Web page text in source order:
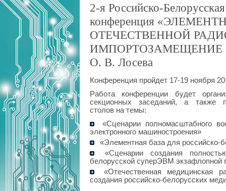
2‐я
конференция
ОТЕЧЕСТВЕННОЙ
ИМПОРТОЗАМЕЩЕНИЕ
О. В. Лосева
Конференция пройдет 17-19 ноября
Работа конференции будет
секционных заседаний, а также
столов на темы:
«Сценарии полномасштабного
электронного машиностроения»
«Элементная база для российско-
«Сценарии создания
белорусской суперЭВМ экзафлопной
«Отечественная медицинская
создания российско-белорусских